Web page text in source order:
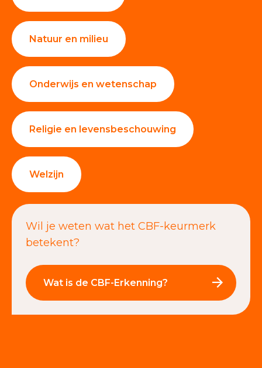
Natuur en milieu
Onderwijs en wetenschap
Religie en levensbeschouwing
Welzijn
Wil je weten wat het CBF-keurmerk
betekent?
Wat is de CBF-Erkenning?